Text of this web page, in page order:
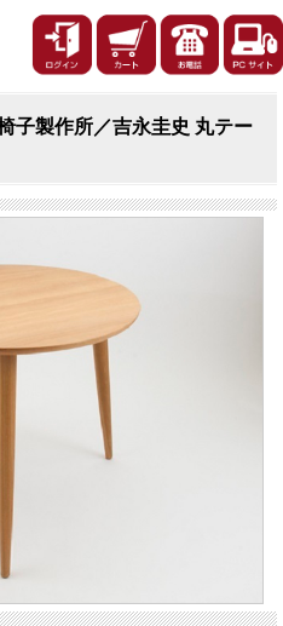
子製作所／吉永圭史 丸テー